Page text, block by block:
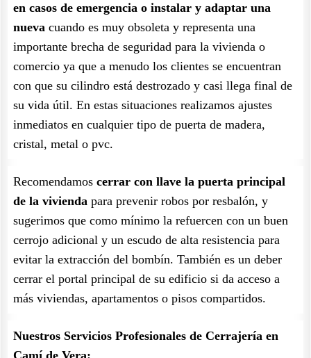
en casos de emergencia o instalar y adaptar una
nueva cuando es muy obsoleta y representa una
importante brecha de seguridad para la vivienda o
comercio ya que a menudo los clientes se encuentran
con que su cilindro está destrozado y casi llega final de
su vida útil. En estas situaciones realizamos ajustes
inmediatos en cualquier tipo de puerta de madera,
cristal, metal o pvc.
Recomendamos cerrar con llave la puerta principal
de la vivienda para prevenir robos por resbalón, y
sugerimos que como mínimo la refuercen con un buen
cerrojo adicional y un escudo de alta resistencia para
evitar la extracción del bombín. También es un deber
cerrar el portal principal de su edificio si da acceso a
más viviendas, apartamentos o pisos compartidos.
Nuestros Servicios Profesionales de Cerrajería en
Camí de Vera: